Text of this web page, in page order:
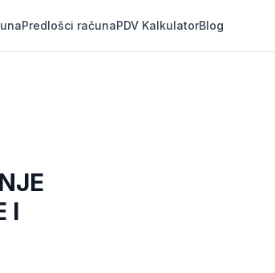
Predlošci računaPDV KalkulatorBlog
I